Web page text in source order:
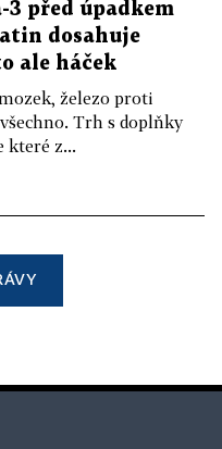
3 před úpadkem
dosahuje
ale háček
železo proti
Trh s doplňky
které z...